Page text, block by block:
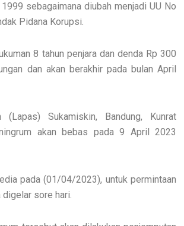
sebagaimana diubah menjadi UU No
Pidana Korupsi.
8 tahun penjara dan denda Rp 300
dan akan berakhir pada bulan April
(Lapas) Sukamiskin, Bandung, Kunrat
akan bebas pada 9 April 2023
pada (01/04/2023), untuk permintaan
sore hari.